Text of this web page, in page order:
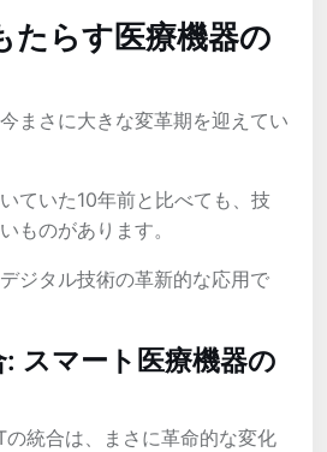
たらす医療機器の
まさに大きな変革期を迎えてい
ていた10年前と比べても、技
ものがあります。
ジタル技術の革新的な応用で
スマート医療機器の
統合は、まさに革命的な変化